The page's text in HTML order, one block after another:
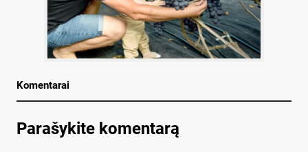
Komentarai
Parašykite komentarą